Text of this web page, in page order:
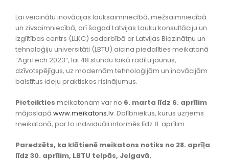
Lai veicinātu inovācijas lauksaimniecībā, mežsaimniecībā
un zivsaimniecībā, arī šogad Latvijas Lauku konsultāciju un
izglītības centrs (LLKC) sadarbībā ar Latvijas Biozinātņu un
tehnoloģiju universitāti (LBTU) aicina piedalīties meikatonā
“AgriTech 2023”, lai 48 stundu laikā radītu jaunus,
dzīvotspējīgus, uz modernām tehnoloģijām un inovācijām
balstītus ideju praktiskos risinājumus.
Pieteikties meikatonam var no 6. marta līdz 6. aprīlim
mājaslapā www.meikatons.lv. Dalībniekus, kurus uzņems
meikatonā, par to individuāli informēs līdz 8. aprīlim.
Paredzēts, ka klātienē meikatons notiks no 28. aprīļa
līdz 30. aprīlim, LBTU telpās, Jelgavā.